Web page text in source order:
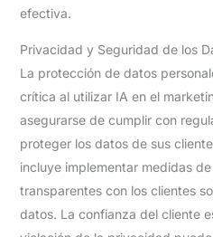
efectiva.
Privacidad y Seguridad de los
La protección de datos
crítica al utilizar IA en el
asegurarse de cumplir con
proteger los datos de sus
incluye implementar medidas
transparentes con los clientes
datos. La confianza del cliente